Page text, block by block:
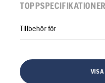
TOPPSPECIFIKATIONER
Tillbehör för
VISA